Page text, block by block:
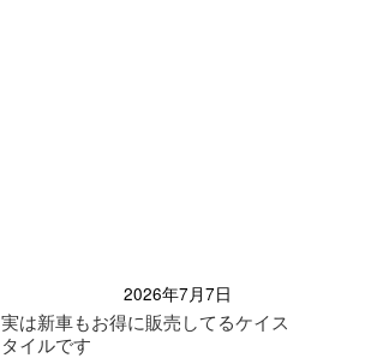
2026年7月7日
実は新車もお得に販売してるケイス
タイルです